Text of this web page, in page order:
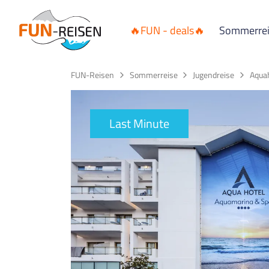
🔥FUN - deals🔥
FUN-Reisen Sommerreise Jugendreise
Last Minute